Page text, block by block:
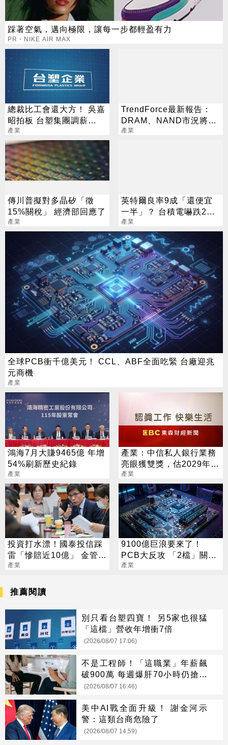
踩著空氣，邁向極限，讓每一步都輕盈有力
PR・NIKE AIR MAX
總裁比工會還大方！ 吳嘉
昭拍板 台塑集團調薪
4.5%
產業
TrendForce最新報告：
DRAM、NAND市況將分
道揚鑣
產業
傳川普擬對多晶矽「徵
15%關稅」 經濟部回應了
產業
英特爾良率9成「還便宜
一半」？ 台積電嚇跌2%
專家揭數字背後真相
產業
全球PCB衝千億美元！ CCL、ABF全面吃緊 台廠迎兆
元商機
產業
鴻海7月大賺9465億 年增
54%刷新歷史紀錄
產業
產業：中信私人銀行業務
亮眼獲雙獎，估2029年臺
灣整體個人財富達8.8兆美
元
產業
投資打水漂！國泰投信踩
雷「慘賠近10億」 金管會
出手了
產業
9100億巨浪要來了！
PCB大反攻 「2檔」關門
鎖漲停
產業
推薦閱讀
別只看台塑四寶！ 另5家也很猛
「這檔」營收年增衝7倍
(2026/08/07 17:06)
不是工程師！「這職業」年薪飆
破900萬 每週爆肝70小時仍搶破
頭
(2026/08/07 16:46)
美中AI戰全面升級！ 謝金河示
警：這類台商危險了
(2026/08/07 14:59)